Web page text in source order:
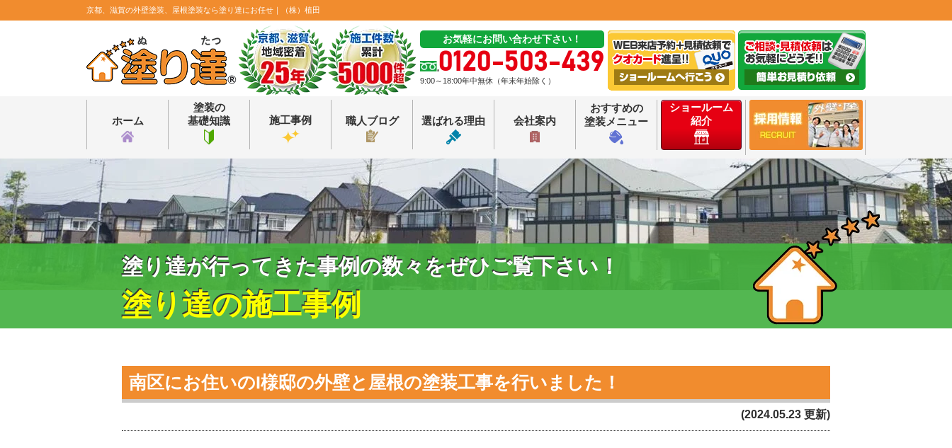
京都、滋賀の外壁塗装、屋根塗装なら塗り達にお任せ｜（株）植田
お気軽にお問い合わせ下さい！
0120-503-439
9:00～18:00年中無休（年末年始除く）
ホーム
塗装の
基礎知識
施工事例 職人ブログ 選ばれる理由 会社案内
おすすめの
塗装メニュー
ショールーム
紹介
塗り達が行ってきた事例の数々をぜひご覧下さい！
塗り達の施工事例
南区にお住いのI様邸の外壁と屋根の塗装工事を行いました！
(2024.05.23 更新)